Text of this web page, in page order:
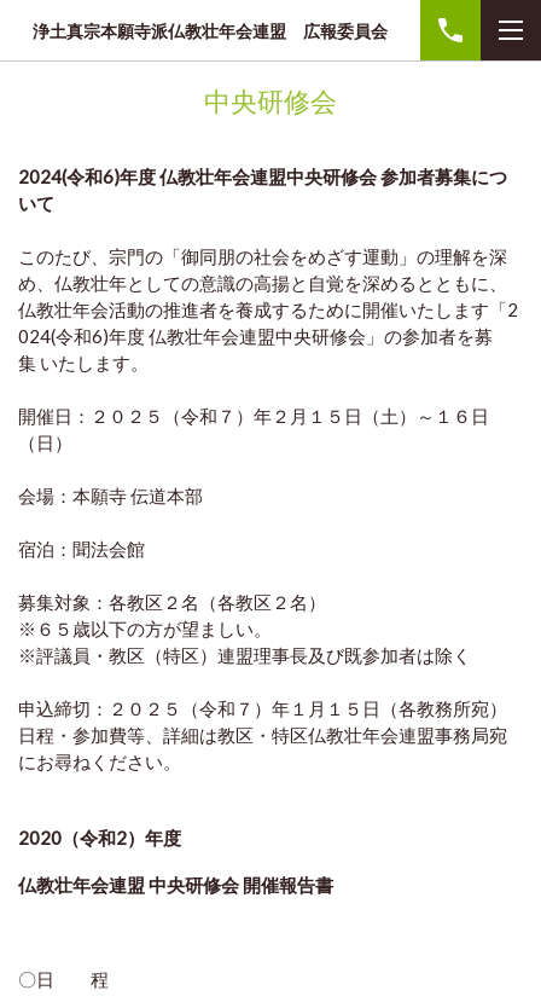
浄土真宗本願寺派仏教壮年会連盟 広報委員会
中央研修会
2024(令和6)年度 仏教壮年会連盟中央研修会 参加者募集につ
いて
このたび、宗門の「御同朋の社会をめざす運動」の理解を深
め、 仏教壮年としての意識の高揚と自覚を深めるとともに、
仏教壮年会活動の推進者を養成するために開催いたします「2
024(令和6)年度 仏教壮年会連盟中央研修会」の参加者を募
集 いたします。
開催日：２０２５（令和７）年２月１５日（土）～１６日
（日）
会場：本願寺 伝道本部
宿泊：聞法会館
募集対象：各教区２名（各教区２名）
※６５歳以下の方が望ましい。
※評議員・教区（特区）連盟理事長及び既参加者は除く
申込締切：２０２５（令和７）年１月１５日（各教務所宛）
日程・参加費等、詳細は教区・ 特区仏教壮年会連盟事務局宛
にお尋ねください。
2020（令和2）年度
仏教壮年会連盟 中央研修会 開催報告書
〇日 程